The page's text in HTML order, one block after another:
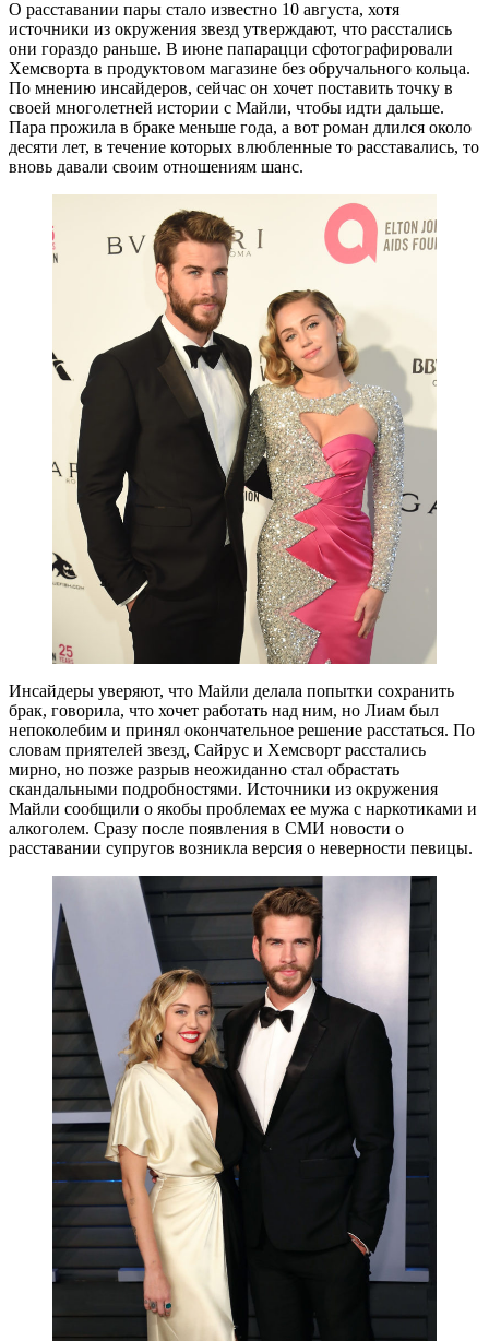
О расставании пары стало известно 10 августа, хотя
источники из окружения звезд утверждают, что расстались
они гораздо раньше. В июне папарацци сфотографировали
Хемсворта в продуктовом магазине без обручального кольца.
По мнению инсайдеров, сейчас он хочет поставить точку в
своей многолетней истории с Майли, чтобы идти дальше.
Пара прожила в браке меньше года, а вот роман длился около
десяти лет, в течение которых влюбленные то расставались, то
вновь давали своим отношениям шанс.
Инсайдеры уверяют, что Майли делала попытки сохранить
брак, говорила, что хочет работать над ним, но Лиам был
непоколебим и принял окончательное решение расстаться. По
словам приятелей звезд, Сайрус и Хемсворт расстались
мирно, но позже разрыв неожиданно стал обрастать
скандальными подробностями. Источники из окружения
Майли сообщили о якобы проблемах ее мужа с наркотиками и
алкоголем. Сразу после появления в СМИ новости о
расставании супругов возникла версия о неверности певицы.